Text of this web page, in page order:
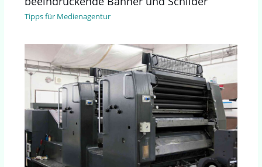
Tipps für Medienagentur